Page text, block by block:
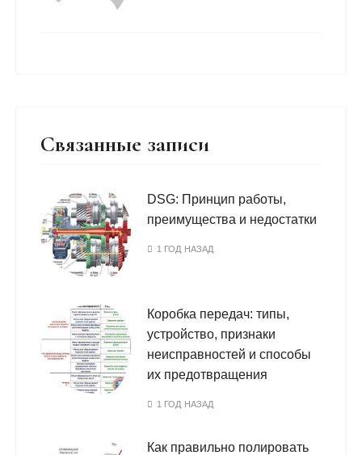
Связанные записи
DSG: Принцип работы,
преимущества и недостатки
1 ГОД НАЗАД
Коробка передач: типы,
устройство, признаки
неисправностей и способы
их предотвращения
1 ГОД НАЗАД
Как правильно полировать